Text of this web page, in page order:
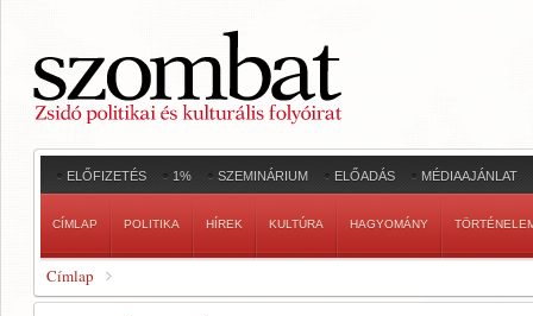
ELŐFIZETÉS 1% SZEMINÁRIUM ELŐADÁS MÉDIAAJÁNLAT
CÍMLAP POLITIKA HÍREK KULTÚRA HAGYOMÁNY
Címlap